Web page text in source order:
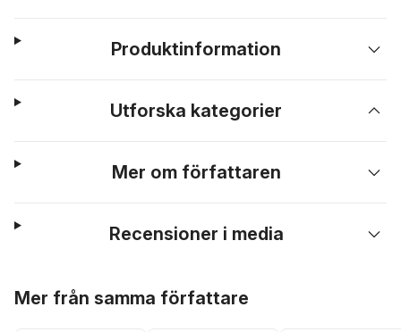
Produktinformation
Utforska kategorier
Mer om författaren
Recensioner i media
Mer från samma författare